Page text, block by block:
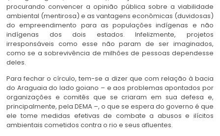
procurando convencer a opinião pública sobre a viabilidade
ambiental (mentirosa) e as vantagens econômicas (duvidosas)
do empreendimento para as populações indígenas e não
indígenas dos dois estados. Infelizmente, projetos
irresponsáveis como esse não param de ser imaginados,
como se a sobrevivência de milhões de pessoas dependesse
deles.
Para fechar o círculo, tem-se a dizer que com relação à bacia
do Araguaia do lado goiano – e aos problemas apontados por
organizações e comitês que se criaram em sua defesa e,
principalmente, pela DEMA –, o que se espera do governo é que
ele tome medidas efetivas de combate a abusos e ilícitos
ambientais cometidos contra o rio e seus afluentes.